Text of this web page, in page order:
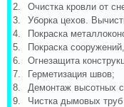
2.
Очистка кровли от
3.
Уборка цехов.
4.
Покраска
5.
Покраска
6.
Огнезащита
7.
Герметизация швов;
8.
Демонтаж высотных
9.
Чистка дымовых